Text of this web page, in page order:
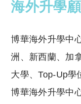
海外升學
博華海外升學中
洲、新西蘭、加
大學、Top-Up學
博華海外升學中